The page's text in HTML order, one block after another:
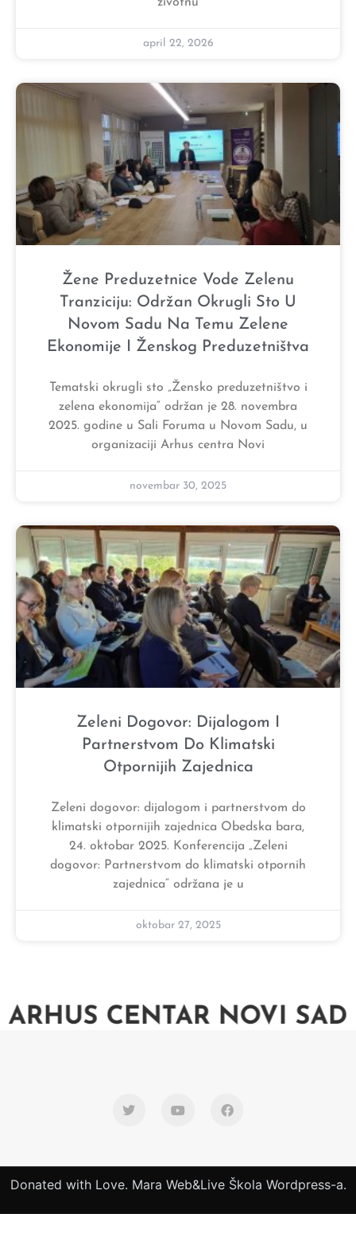
april 22, 2026
Žene Preduzetnice Vode Zelenu
Tranziciju: Održan Okrugli Sto U
Novom Sadu Na Temu Zelene
Ekonomije I Ženskog Preduzetništva
Tematski okrugli sto „Žensko preduzetništvo i
zelena ekonomija“ održan je 28. novembra
2025. godine u Sali Foruma u Novom Sadu, u
organizaciji Arhus centra Novi
novembar 30, 2025
Zeleni Dogovor: Dijalogom I
Partnerstvom Do Klimatski
Otpornijih Zajednica
Zeleni dogovor: dijalogom i partnerstvom do
klimatski otpornijih zajednica Obedska bara,
24. oktobar 2025. Konferencija „Zeleni
dogovor: Partnerstvom do klimatski otpornih
zajednica“ održana je u
oktobar 27, 2025
ARHUS CENTAR NOVI SAD
Donated with Love. Mara Web&Live Škola Wordpress-a.